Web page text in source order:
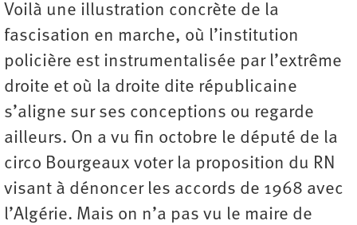
Voilà une illustration concrète de la
fascisation en marche, où l’institution
policière est instrumentalisée par l’extrême
droite et où la droite dite républicaine
s’aligne sur ses conceptions ou regarde
ailleurs. On a vu fin octobre le député de la
circo Bourgeaux voter la proposition du RN
visant à dénoncer les accords de 1968 avec
l’Algérie. Mais on n’a pas vu le maire de